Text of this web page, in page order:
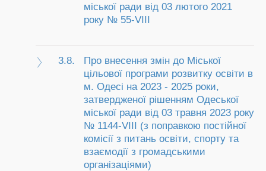
міської ради від 03 лютого 2021
року № 55-VIII
3.8.
Про внесення змін до Міської
цільової програми розвитку освіти в
м. Одесі на 2023 - 2025 роки,
затвердженої рішенням Одеської
міської ради від 03 травня 2023 року
№ 1144-VІІІ (з поправкою постійної
комісії з питань освіти, спорту та
взаємодії з громадськими
організаціями)